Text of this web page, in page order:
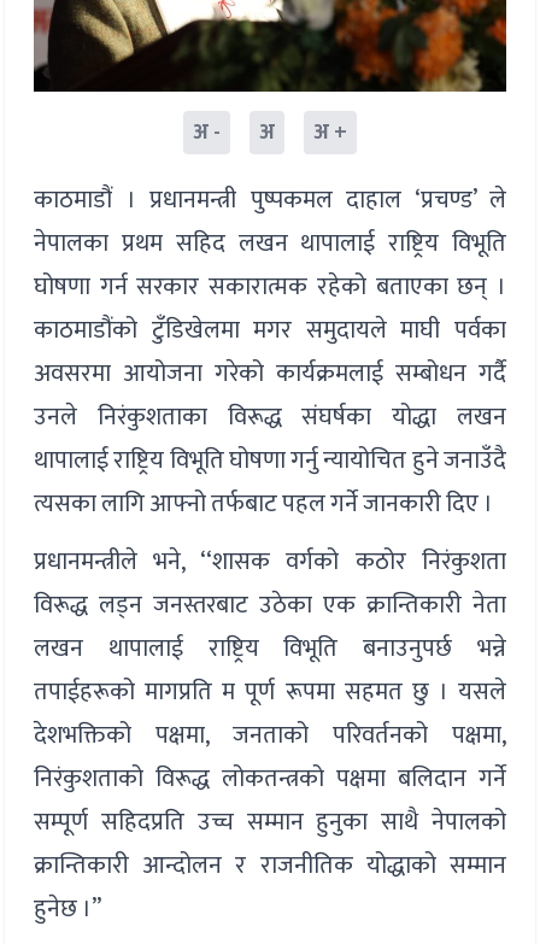
अ - अ अ +
काठमाडौं । प्रधानमन्त्री पुष्पकमल दाहाल ‘प्रचण्ड’ ले
नेपालका प्रथम सहिद लखन थापालाई राष्ट्रिय विभूति
घोषणा गर्न सरकार सकारात्मक रहेको बताएका छन् ।
काठमाडौंको टुँडिखेलमा मगर समुदायले माघी पर्वका
अवसरमा आयोजना गरेको कार्यक्रमलाई सम्बोधन गर्दै
उनले निरंकुशताका विरूद्ध संघर्षका योद्धा लखन
थापालाई राष्ट्रिय विभूति घोषणा गर्नु न्यायोचित हुने जनाउँदै
त्यसका लागि आफ्नो तर्फबाट पहल गर्ने जानकारी दिए ।
प्रधानमन्त्रीले भने, ‘‘शासक वर्गको कठोर निरंकुशता
विरूद्ध लड्न जनस्तरबाट उठेका एक क्रान्तिकारी नेता
लखन थापालाई राष्ट्रिय विभूति बनाउनुपर्छ भन्ने
तपाईहरूको मागप्रति म पूर्ण रूपमा सहमत छु । यसले
देशभक्तिको पक्षमा, जनताको परिवर्तनको पक्षमा,
निरंकुशताको विरूद्ध लोकतन्त्रको पक्षमा बलिदान गर्ने
सम्पूर्ण सहिदप्रति उच्च सम्मान हुनुका साथै नेपालको
क्रान्तिकारी आन्दोलन र राजनीतिक योद्धाको सम्मान
हुनेछ ।”